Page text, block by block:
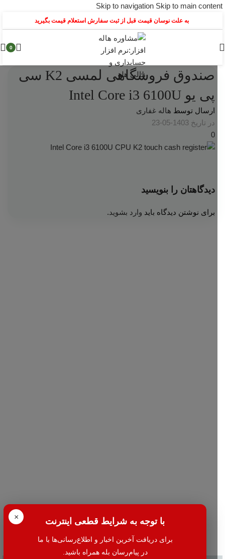
Skip to navigation Skip to main content
به علت نوسان قیمت قبل از ثبت سفارش استعلام قیمت بگیرید
0
× با توجه به شرایط قطعی اینترنت
برای دریافت آخرین اخبار و اطلاع‌رسانی‌ها با ما
در پیام‌رسان بله همراه باشید.
صندوق فروشگاهی لمسی K2 سی
پی یو Intel Core i3 6100U
ارسال توسط هاله غفاری
در تاریخ 1403-05-23
0
دیدگاهتان را بنویسید
برای نوشتن دیدگاه باید وارد بشوید .